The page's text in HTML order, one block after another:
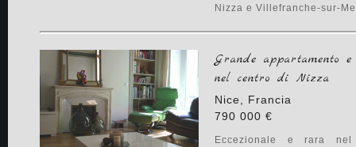
Nizza e Villefranche-sur-
Grande appartamento
nel centro di Nizza
Nice, Francia
790 000 €
Eccezionale e rara